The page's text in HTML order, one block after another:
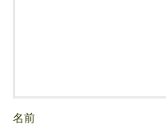
名前